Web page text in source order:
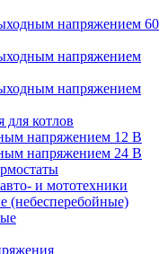
напряжением 60
напряжением
напряжением
котлов
напряжением 12 В
напряжением 24 В
и мототехники
(небесперебойные)